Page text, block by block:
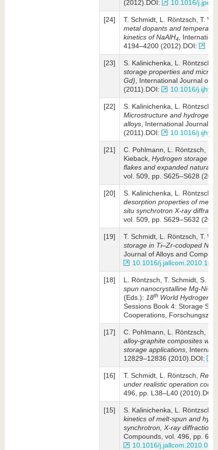
(2012).DOI:
10.1016/
[24]
T. Schmidt, L. Röntzsch, T.
metal dopants and
kinetics of NaAlH4
,
4194–4200 (2012).DOI:
[23]
S. Kalinichenka, L. Röntzsch,
storage pro­perties and
Gd) , International Journal of
(2011).DOI:
10.1016/
[22]
S. Kalinichenka, L. Röntzsch,
Micro­structure and hydrogen
alloys , International Journal
(2011).DOI:
10.1016/
[21]
C. Pohlmann, L. Röntzsch, S.
Kieback, Hydrogen storage
flakes and expanded natural
vol. 509, pp. S625–S628
[20]
S. Kalinichenka, L. Röntzsch,
desorption properties of melt-
situ synchrotron X-ray
vol. 509, pp. S629–S632
[19]
T. Schmidt, L. Röntzsch, T.
storage in Ti–Zr-codoped
Journal of Alloys and
10.1016/
[18]
L. Röntzsch, T. Schmidt, S.
spun nano­crystalline Mg-Ni-Y
(Eds.): 18th World Hydrogen
Sessions Book 4: Storage
Cooperations,
[17]
C. Pohlmann, L. Röntzsch, S.
alloy-gra­phite composites
storage appli­ca­tions ,
12829–12836 (2010).DOI:
[16] T. Schmidt, L. Röntzsch,
under realistic operation
496, pp. L38–L40 (2010).DOI:
[15]
S. Kalinichenka, L. Röntzsch,
kinetics of melt-spun and
synchrotron, X-ray diffraction
Compounds, vol. 496, pp.
10.1016/